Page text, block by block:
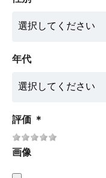
年代
評価 ＊
画像